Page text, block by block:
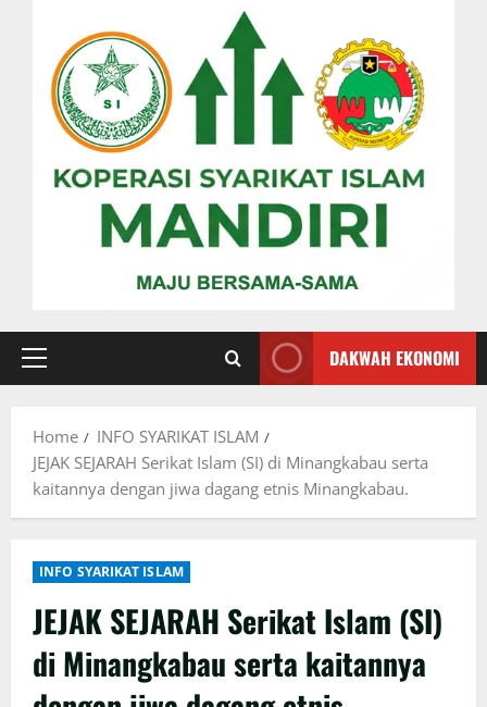
Primary
DAKWAH EKONOMI
Home
INFO SYARIKAT ISLAM
JEJAK SEJARAH Serikat Islam (SI) di Minangkabau serta
kaitannya dengan jiwa dagang etnis Minangkabau.
INFO SYARIKAT ISLAM
JEJAK SEJARAH Serikat Islam (SI)
di Minangkabau serta kaitannya